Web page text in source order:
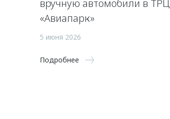
вручную автомобили в ТРЦ
«Авиапарк»
5 июня 2026
Подробнее